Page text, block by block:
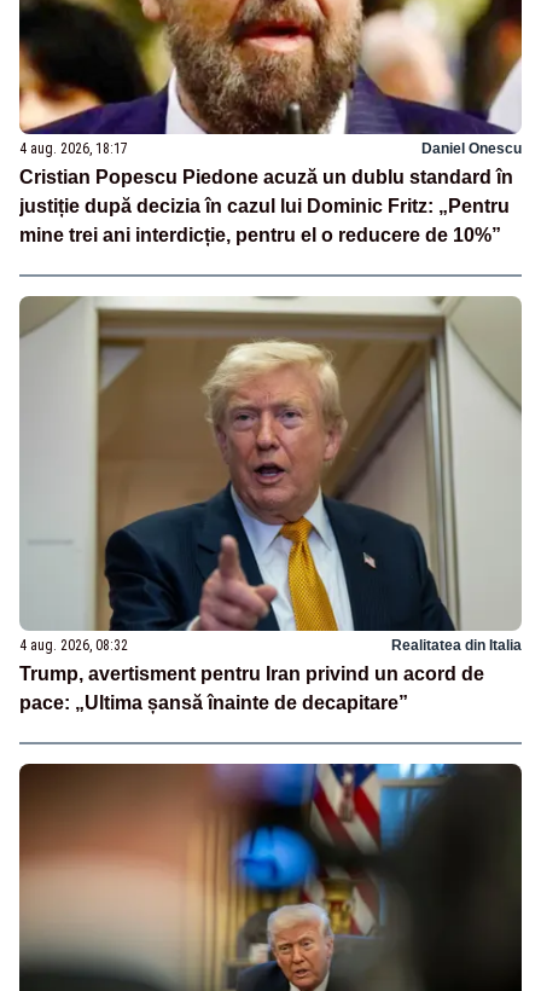
4 aug. 2026, 18:17 Daniel Onescu
Cristian Popescu Piedone acuză un dublu standard în
justiție după decizia în cazul lui Dominic Fritz: „Pentru
mine trei ani interdicție, pentru el o reducere de 10%”
4 aug. 2026, 08:32 Realitatea din Italia
Trump, avertisment pentru Iran privind un acord de
pace: „Ultima șansă înainte de decapitare”